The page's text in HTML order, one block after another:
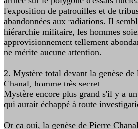
l'exposition de patrouilles et de
abandonnées aux radiations. Il
hiérarchie militaire, les hommes
approvisionnement tellement
ne mérite aucune attention.
2. Mystère total devant la genèse de
Chanal, homme très secret.
Mystère encore plus grand s'il y a
qui aurait échappé à toute
Or ça oui, la genèse de Pierre